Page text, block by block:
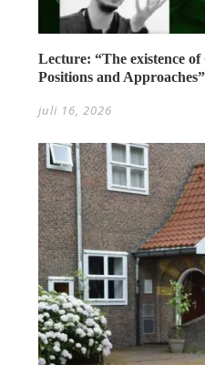
Lecture: “The existence
Positions and Approaches”
juli 16, 2026